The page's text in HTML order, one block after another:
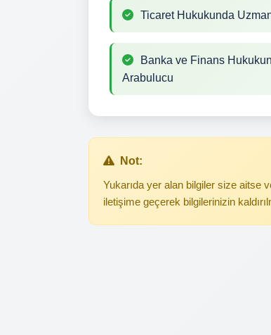
Ticaret Hukukunda
Banka ve Finans
Arabulucu
Not:
Yukarıda yer alan bilgiler size aitse
iletişime geçerek bilgilerinizin